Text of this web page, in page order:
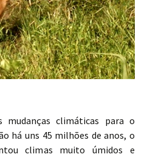
mudanças climáticas para o
há uns 45 milhões de anos, o
climas muito úmidos e